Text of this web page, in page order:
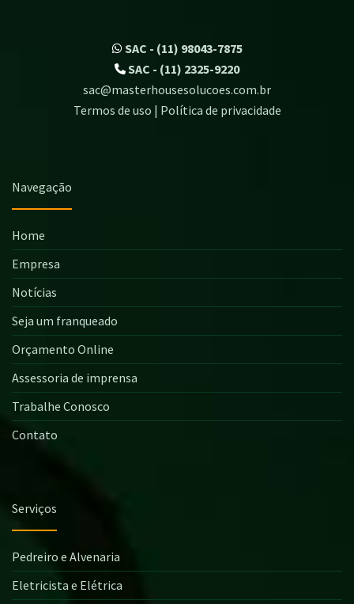
SAC - (11) 98043-7875
SAC - (11) 2325-9220
sac@masterhousesolucoes.com.br
Termos de uso | Política de privacidade
Navegação
Home
Empresa
Notícias
Seja um franqueado
Orçamento Online
Assessoria de imprensa
Trabalhe Conosco
Contato
Serviços
Pedreiro e Alvenaria
Eletricista e Elétrica